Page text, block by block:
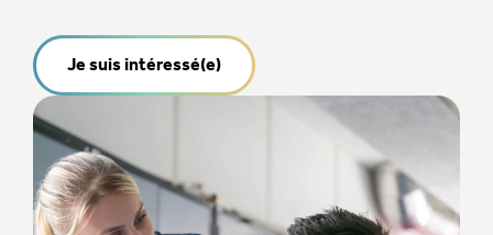
Je suis intéressé(e)